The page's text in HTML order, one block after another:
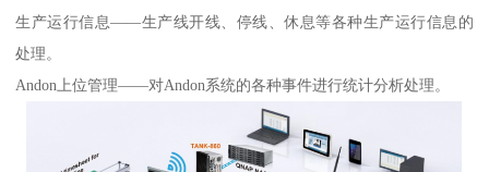
生产运行信息——生产线开线、停线、休息等各种生产运行信息的
处理。
Andon上位管理——对Andon系统的各种事件进行统计分析处理。